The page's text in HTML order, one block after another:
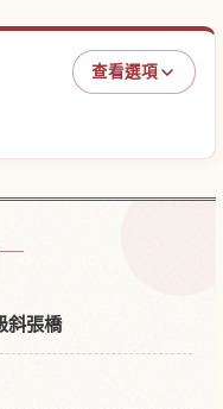
查看選項
斜張橋